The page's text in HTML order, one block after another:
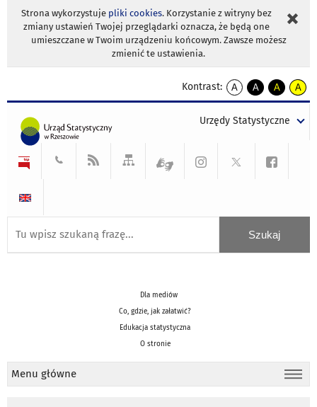
Strona wykorzystuje pliki cookies. Korzystanie z witryny bez
zmiany ustawień Twojej przeglądarki oznacza, że będą one
umieszczane w Twoim urządzeniu końcowym. Zawsze możesz
zmienić te ustawienia.
Kontrast:
A
kontrast
A
kontrast
tekst
czarnym
A
kontrast
tekst
czarnym
A
tekst
żółtym
Urzędy Statystyczne
Dla mediów
Co, gdzie, jak załatwić?
Edukacja statystyczna
O stronie
Menu główne